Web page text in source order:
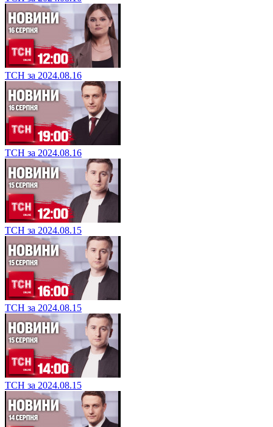
ТСН за 2024.08.16
ТСН за 2024.08.16
ТСН за 2024.08.15
ТСН за 2024.08.15
ТСН за 2024.08.15